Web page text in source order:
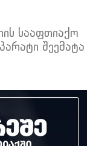
სააფთიაქო
შეემატა